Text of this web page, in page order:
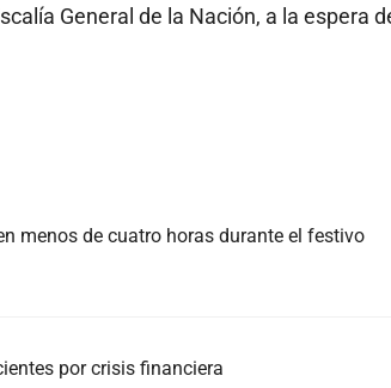
General de la Nación, a la espera
menos de cuatro horas durante el festivo
por crisis financiera